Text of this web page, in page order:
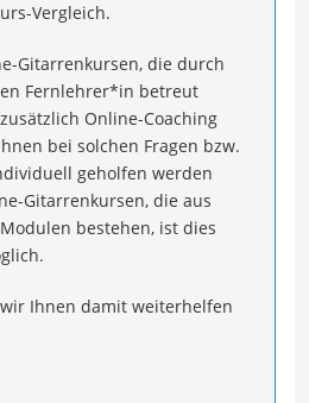
Vergleich.
Gitarrenkursen, die durch
Fernlehrer*in betreut
Online-Coaching
bei solchen Fragen bzw.
geholfen werden
Gitarrenkursen, die aus
bestehen, ist dies
Ihnen damit weiterhelfen